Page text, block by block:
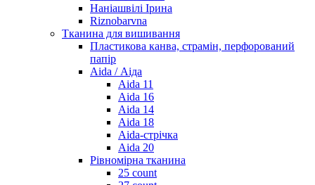
Наніашвілі Ірина
Riznobarvna
Тканина для вишивання
Пластикова канва, страмін, перфорований
папір
Aida / Аіда
Aida 11
Aida 16
Aida 14
Aida 18
Aida-стрічка
Aida 20
Рівномірна тканина
25 count